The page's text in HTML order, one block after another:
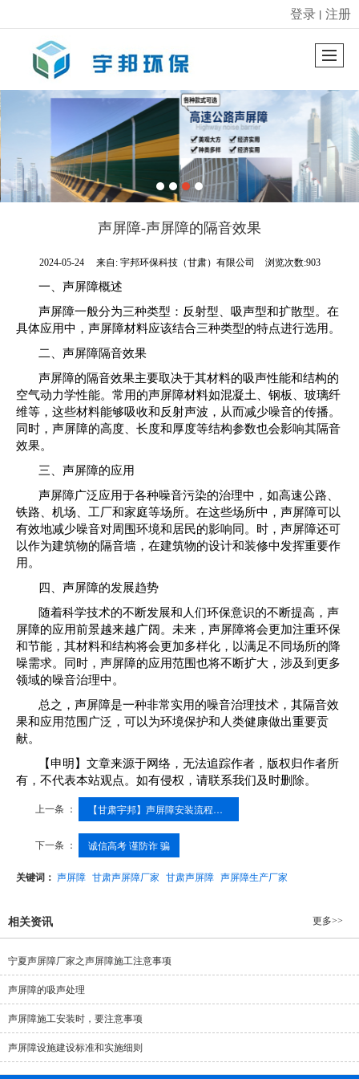
很遗憾，因您的浏览器版本过低导致无法获得最佳浏览体验，推荐下载安装谷歌浏览器！
登录 丨 注册
声屏障-声屏障的隔音效果
2024-05-24 来自: 宇邦环保科技（甘肃）有限公司 浏览次数:903
一、声屏障概述
声屏障一般分为三种类型：反射型、吸声型和扩散型。在
具体应用中，声屏障材料应该结合三种类型的特点进行选用。
二、声屏障隔音效果
声屏障的隔音效果主要取决于其材料的吸声性能和结构的
空气动力学性能。常用的声屏障材料如混凝土、钢板、玻璃纤
维等，这些材料能够吸收和反射声波，从而减少噪音的传播。
同时，声屏障的高度、长度和厚度等结构参数也会影响其隔音
效果。
三、声屏障的应用
声屏障广泛应用于各种噪音污染的治理中，如高速公路、
铁路、机场、工厂和家庭等场所。在这些场所中，声屏障可以
有效地减少噪音对周围环境和居民的影响同。时，声屏障还可
以作为建筑物的隔音墙，在建筑物的设计和装修中发挥重要作
用。
四、声屏障的发展趋势
随着科学技术的不断发展和人们环保意识的不断提高，声
屏障的应用前景越来越广阔。未来，声屏障将会更加注重环保
和节能，其材料和结构将会更加多样化，以满足不同场所的降
噪需求。同时，声屏障的应用范围也将不断扩大，涉及到更多
领域的噪音治理中。
总之，声屏障是一种非常实用的噪音治理技术，其隔音效
果和应用范围广泛，可以为环境保护和人类健康做出重要贡
献。
【申明】文章来源于网络，无法追踪作者，版权归作者所
有，不代表本站观点。如有侵权，请联系我们及时删除。
上一条 ： 【甘肃宇邦】声屏障安装流程细节
下一条 ： 诚信高考 谨防诈 骗
关键词： 声屏障 甘肃声屏障厂家 甘肃声屏障 声屏障生产厂家
相关资讯 更多>>
宁夏声屏障厂家之声屏障施工注意事项
声屏障的吸声处理
声屏障施工安装时，要注意事项
声屏障设施建设标准和实施细则